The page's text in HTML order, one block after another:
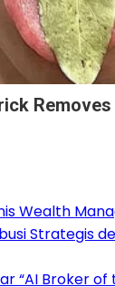
Wealth
Strategis
“AI Broker of